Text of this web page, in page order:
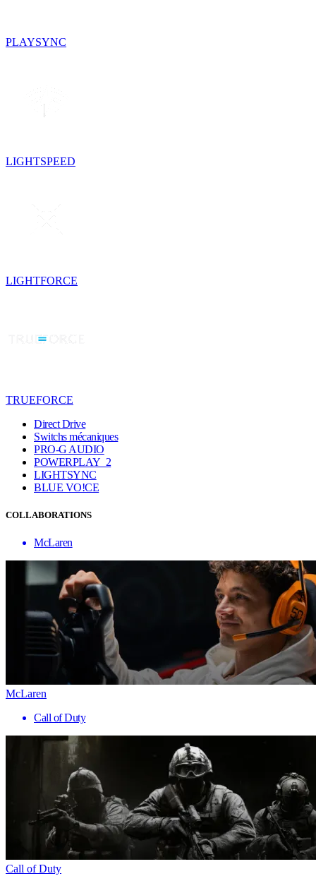
PLAYSYNC
LIGHTSPEED
LIGHTFORCE
TRUEFORCE
Direct Drive
Switchs mécaniques
PRO-G AUDIO
POWERPLAY 2
LIGHTSYNC
BLUE VO!CE
COLLABORATIONS
McLaren
McLaren
Call of Duty
Call of Duty